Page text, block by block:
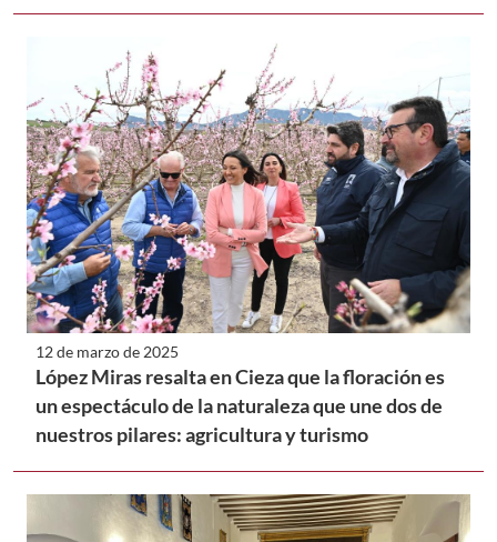
12 de marzo de 2025
López Miras resalta en Cieza que la floración es
un espectáculo de la naturaleza que une dos de
nuestros pilares: agricultura y turismo